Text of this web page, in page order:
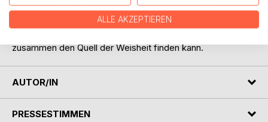
locken. Trotzdem muss Markku auch noch die letzten
beiden finden, die in Las Vegas leben. Durch seine Träume
zusammen den Quell der Weisheit finden kann.
AUTOR/IN
PRESSESTIMMEN
ALLE AKZEPTIEREN